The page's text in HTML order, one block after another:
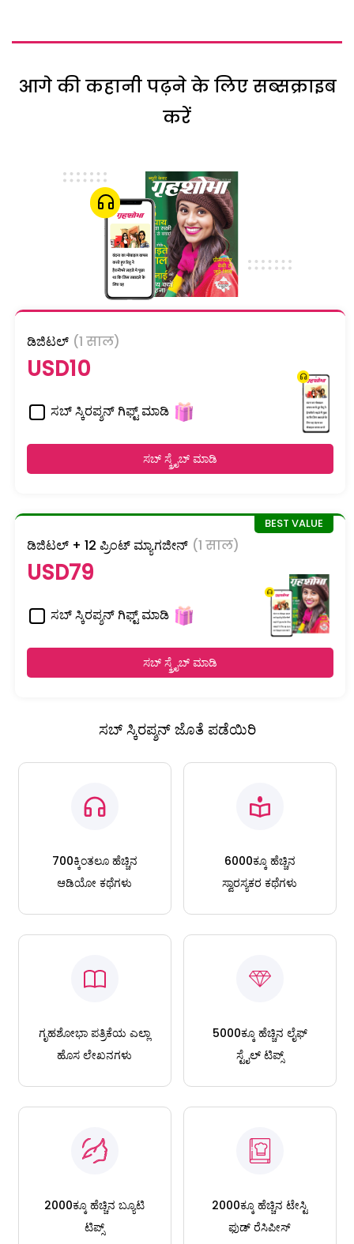
आगे की कहानी पढ़ने के लिए सब्सक्राइब
करें
ಡಿಜಿಟಲ್ (1 साल)
USD10
ಸಬ್ ಸ್ಕಿರಪ್ಶನ್ ಗಿಫ್ಟ್ ಮಾಡಿ
ಸಬ್ ಸ್ಕ್ರೈಬ್ ಮಾಡಿ
ಡಿಜಿಟಲ್ + 12 ಪ್ರಿಂಟ್ ಮ್ಯಾಗಜೀನ್ (1 साल)
USD79
ಸಬ್ ಸ್ಕಿರಪ್ಶನ್ ಗಿಫ್ಟ್ ಮಾಡಿ
ಸಬ್ ಸ್ಕ್ರೈಬ್ ಮಾಡಿ
ಸಬ್ ಸ್ಕಿರಪ್ಶನ್ ಜೊತೆ ಪಡೆಯಿರಿ
700ಕ್ಕಿಂತಲೂ ಹೆಚ್ಚಿನ
ಆಡಿಯೋ ಕಥೆಗಳು
6000ಕ್ಕೂ ಹೆಚ್ಚಿನ
ಸ್ವಾರಸ್ಯಕರ ಕಥೆಗಳು
ಗೃಹಶೋಭಾ ಪತ್ರಿಕೆಯ ಎಲ್ಲಾ
ಹೊಸ ಲೇಖನಗಳು
5000ಕ್ಕೂ ಹೆಚ್ಚಿನ ಲೈಫ್
ಸ್ಟೈಲ್ ಟಿಪ್ಸ್
2000ಕ್ಕೂ ಹೆಚ್ಚಿನ ಬ್ಯೂಟಿ
ಟಿಪ್ಸ್
2000ಕ್ಕೂ ಹೆಚ್ಚಿನ ಟೇಸ್ಟಿ
ಫುಡ್ ರೆಸಿಪೀಸ್